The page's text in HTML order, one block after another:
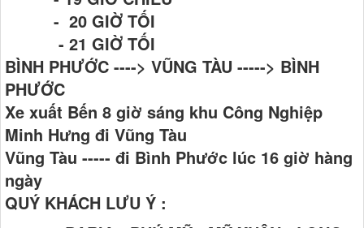
- 20 GIỜ TỐI
- 21 GIỜ TỐI
BÌNH PHƯỚC ----> VŨNG TÀU -----> BÌNH
PHƯỚC
Xe xuất Bến 8 giờ sáng khu Công Nghiệp
Minh Hưng đi Vũng Tàu
Vũng Tàu ----- đi Bình Phước lúc 16 giờ hàng
ngày
QUÝ KHÁCH LƯU Ý :